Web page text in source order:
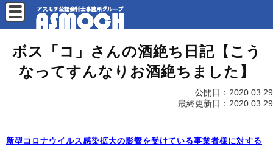
ボス「コ」さんの酒絶ち日記【こう
なってすんなりお酒絶ちました】
公開日： 2020.03.29
最終更新日： 2020.03.29
新型コロナウイルス感染拡大の影響を受けている事業者様に対する